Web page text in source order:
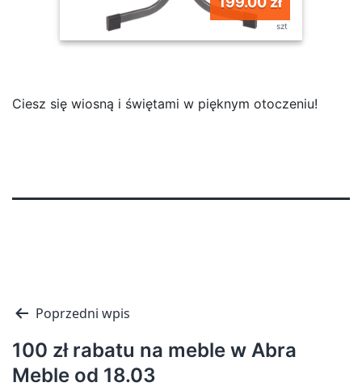
szt
Ciesz się wiosną i świętami w pięknym otoczeniu!
Nawigacja
wpisu
Poprzedni wpis
100 zł rabatu na meble w Abra
Meble od 18.03